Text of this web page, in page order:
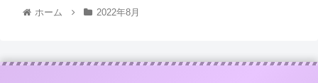
ホーム 2022年8月